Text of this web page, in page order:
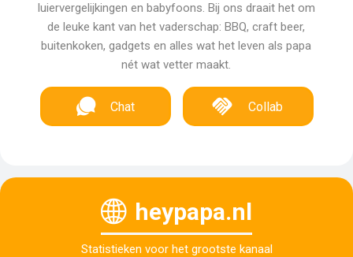
luiervergelijkingen en babyfoons. Bij ons draait het om
de leuke kant van het vaderschap: BBQ, craft beer,
buitenkoken, gadgets en alles wat het leven als papa
nét wat vetter maakt.
Chat Collab
heypapa.nl
Statistieken voor het grootste kanaal